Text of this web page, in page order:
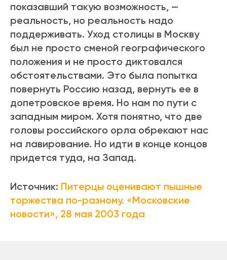
показавший такую возможность, —
реальность, но реальность надо
поддерживать. Уход столицы в Москву
был не просто сменой географического
положения и не просто диктовался
обстоятельствами. Это была попытка
повернуть Россию назад, вернуть ее в
допетровское время. Но нам по пути с
западным миром. Хотя понятно, что две
головы российского орла обрекают нас
на лавирование. Но идти в конце концов
придется туда, на Запад.
Источник: Питерцы оценивают пышные
торжества по-разному. «Московские
новости», 28 мая 2003 года